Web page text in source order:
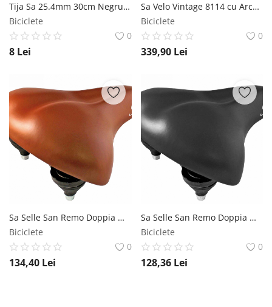
Tija Sa 25.4mm 30cm Negru MX Biciclete
Biciclete
0
8 Lei
Sa Velo Vintage 8114 cu Arcuri, 264x221mm, culoare maro Velo
Biciclete
0
339,90 Lei
Sa Selle San Remo Doppia Molla cu arcuri, 265x212mm, culoare maro Selle San Remo
Biciclete
0
134,40 Lei
Sa Selle San Remo Doppia Molla cu arcuri, 265x212mm, culoare negru Selle San Remo
Biciclete
0
128,36 Lei